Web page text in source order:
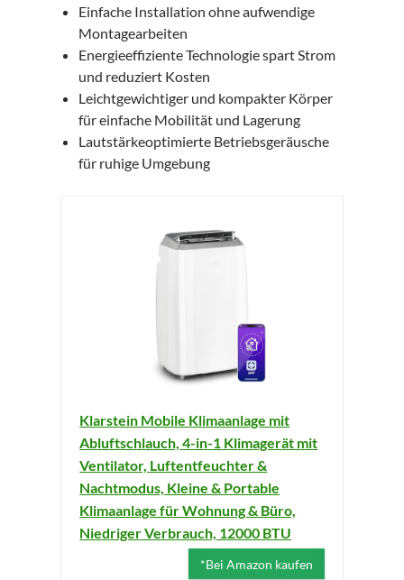
Einfache Installation ohne aufwendige
Montagearbeiten
Energieeffiziente Technologie spart Strom
und reduziert Kosten
Leichtgewichtiger und kompakter Körper
für einfache Mobilität und Lagerung
Lautstärkeoptimierte Betriebsgeräusche
für ruhige Umgebung
Klarstein Mobile Klimaanlage mit
Abluftschlauch, 4-in-1 Klimagerät mit
Ventilator, Luftentfeuchter &
Nachtmodus, Kleine & Portable
Klimaanlage für Wohnung & Büro,
Niedriger Verbrauch, 12000 BTU
*Bei Amazon kaufen